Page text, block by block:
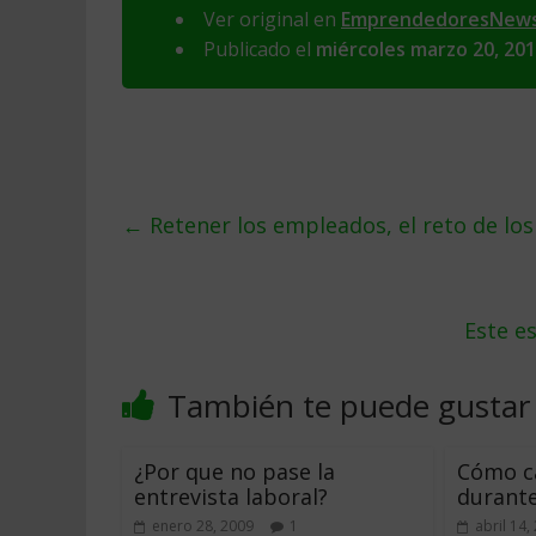
Ver original en
Publicado el miércoles marzo 20,
← Retener los empleados, el reto de
Este
También te puede gustar
¿Por que no pase la
entrevista laboral?
enero 28, 2009 1
Cómo
abril 14,